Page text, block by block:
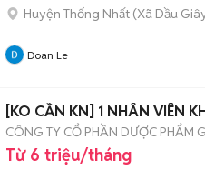
Huyện Thống Nhất (Xã Dầu
Doan Le
[KO CẦN KN] 1 NHÂN VIÊN
CÔNG TY CỔ PHẦN DƯỢC PHẨM
Từ 6 triệu/tháng